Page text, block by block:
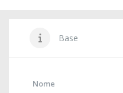
Base
Nome